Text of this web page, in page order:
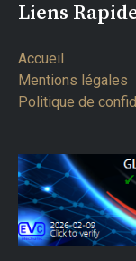
Liens
Accueil
Mentions légales
Politique de